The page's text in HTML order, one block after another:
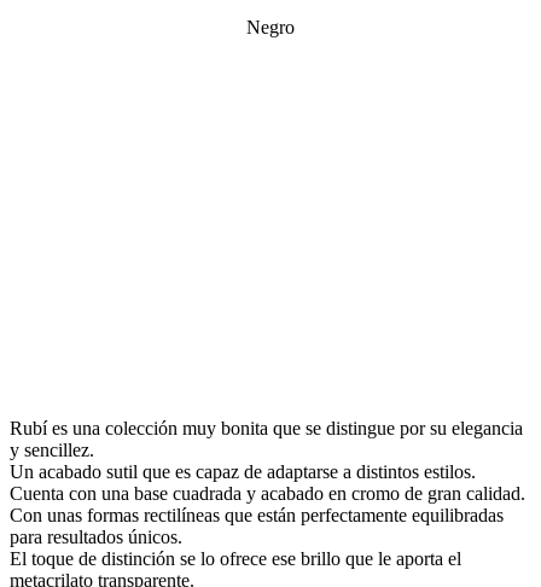
Negro
Rubí es una colección muy bonita que se distingue por su elegancia
y sencillez.
Un acabado sutil que es capaz de adaptarse a distintos estilos.
Cuenta con una base cuadrada y acabado en cromo de gran calidad.
Con unas formas rectilíneas que están perfectamente equilibradas
para resultados únicos.
El toque de distinción se lo ofrece ese brillo que le aporta el
metacrilato transparente.